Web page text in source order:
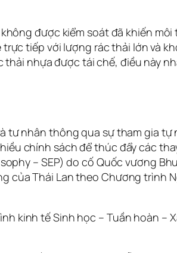
được kiểm soát đã khiến môi
tiếp với lượng rác thải lớn và
thải nhựa được tái chế, điều này
tư nhân thông qua sự tham gia tự
chính sách để thúc đẩy các
– SEP) do cố Quốc vương
của Thái Lan theo Chương trình
kinh tế Sinh học – Tuần hoàn –